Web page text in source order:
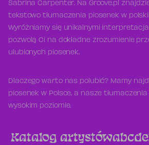
Sabrina Carpenter. Na Groove.pl
tekstowo tłumaczenia piosenek w
Wyróżniamy się unikalnymi
pozwolą Ci na dokładne zrozumienie
ulubionych piosenek.
Dlaczego warto nas polubić? Mamy
piosenek w Polsce, a nasze
wysokim poziomie.
Katalog artystówabcde